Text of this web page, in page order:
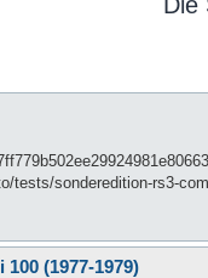
sonderedition-rs3-
(1977-1979)